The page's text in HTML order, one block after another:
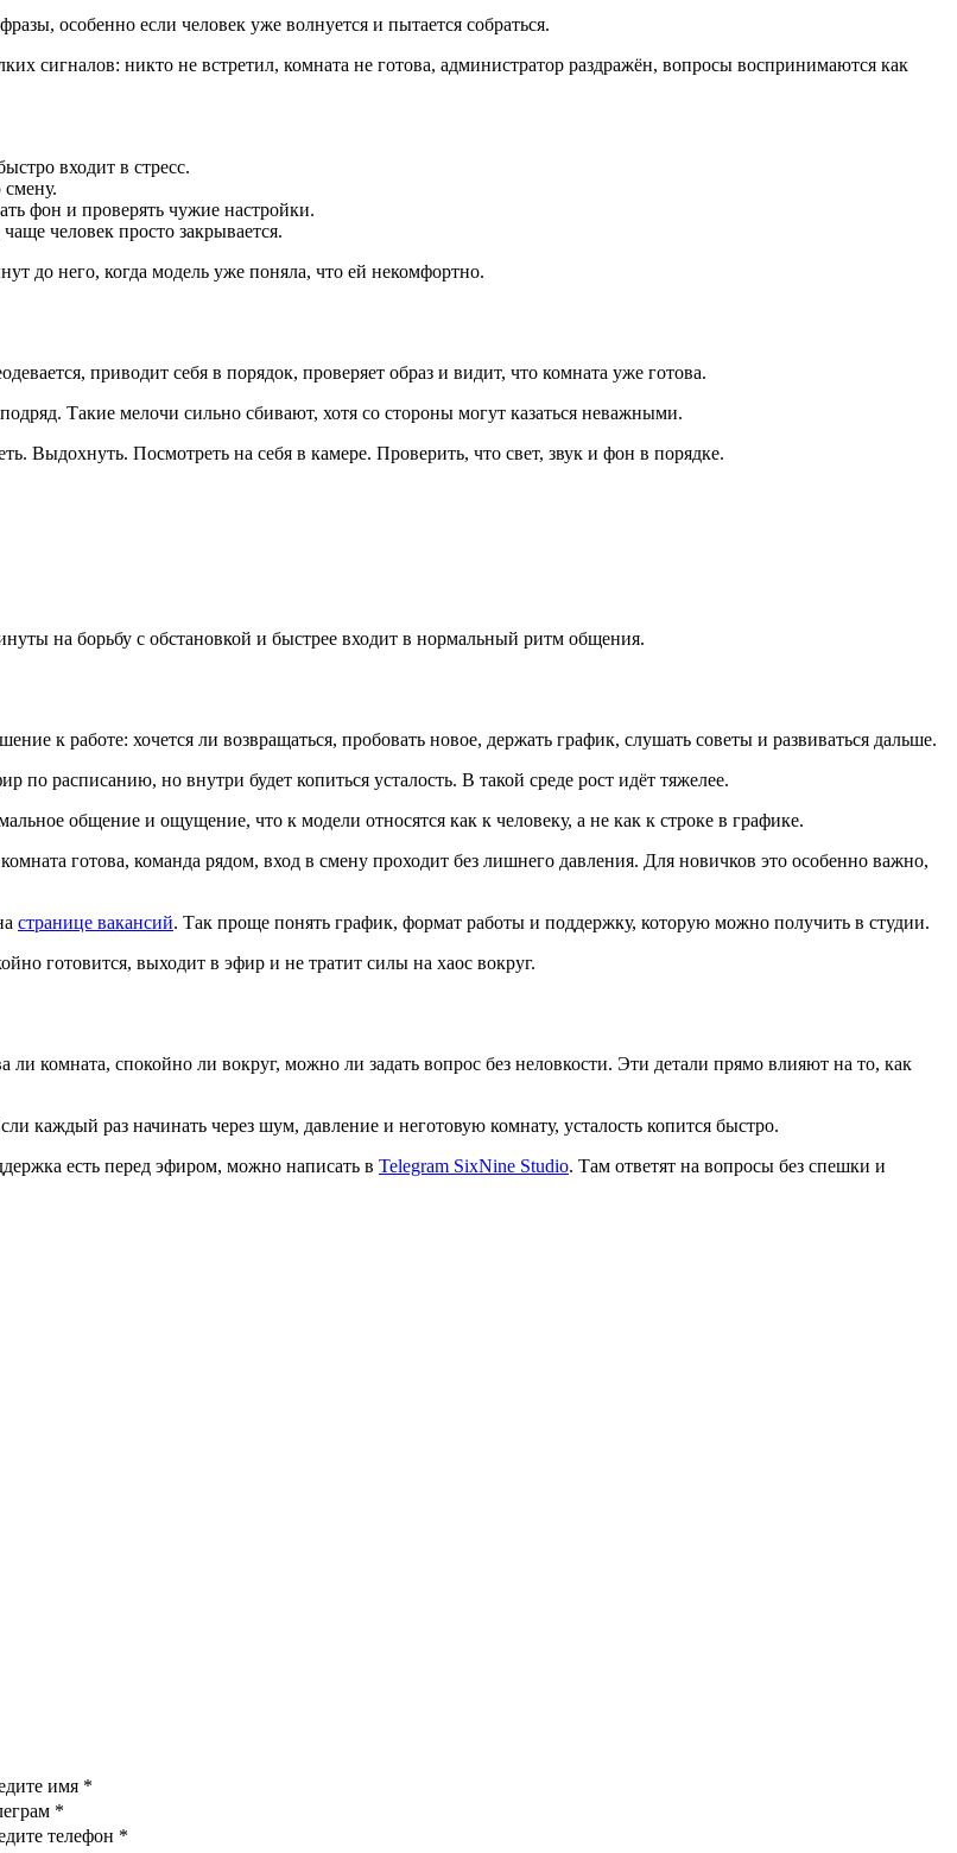
особенно если человек уже волнуется и пытается собраться.
сигналов: никто не встретил, комната не готова, администратор раздражён, вопросы воспринимаются как
входит в стресс.
смену.
фон и проверять чужие настройки.
человек просто закрывается.
до него, когда модель уже поняла, что ей некомфортно.
приводит себя в порядок, проверяет образ и видит, что комната уже готова.
Такие мелочи сильно сбивают, хотя со стороны могут казаться неважными.
Выдохнуть. Посмотреть на себя в камере. Проверить, что свет, звук и фон в порядке.
на борьбу с обстановкой и быстрее входит в нормальный ритм общения.
к работе: хочется ли возвращаться, пробовать новое, держать график, слушать советы и развиваться дальше.
расписанию, но внутри будет копиться усталость. В такой среде рост идёт тяжелее.
общение и ощущение, что к модели относятся как к человеку, а не как к строке в графике.
готова, команда рядом, вход в смену проходит без лишнего давления. Для новичков это особенно важно,
странице вакансий. Так проще понять график, формат работы и поддержку, которую можно получить в студии.
готовится, выходит в эфир и не тратит силы на хаос вокруг.
комната, спокойно ли вокруг, можно ли задать вопрос без неловкости. Эти детали прямо влияют на то, как
каждый раз начинать через шум, давление и неготовую комнату, усталость копится быстро.
есть перед эфиром, можно написать в Telegram SixNine Studio. Там ответят на вопросы без спешки и
имя *
*
телефон *